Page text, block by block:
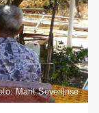
Marit Severijnse